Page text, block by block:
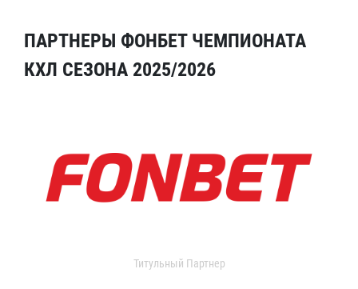
ПАРТНЕРЫ ФОНБЕТ ЧЕМПИОНАТА
КХЛ СЕЗОНА 2025/2026
Титульный Партнер